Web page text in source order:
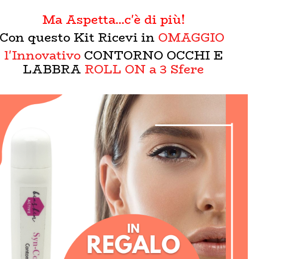
Ma Aspetta...c'è di più!
Con questo Kit Ricevi in OMAGGIO
l'Innovativo CONTORNO OCCHI E
LABBRA ROLL ON a 3 Sfere